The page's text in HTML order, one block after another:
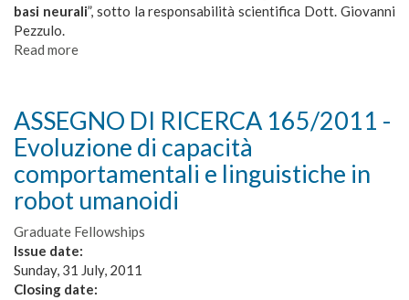
basi neurali”, sotto la responsabilità scientifica Dott. Giovanni
Pezzulo.
Read more
166/2011
-
Modelli
computazionali
a
dinamici
del
comportamento
ASSEGNO DI RICERCA 165/2011 -
Evoluzione di capacità
comportamentali e linguistiche in
robot umanoidi
Graduate Fellowships
Issue date:
Sunday, 31 July, 2011
Closing date: